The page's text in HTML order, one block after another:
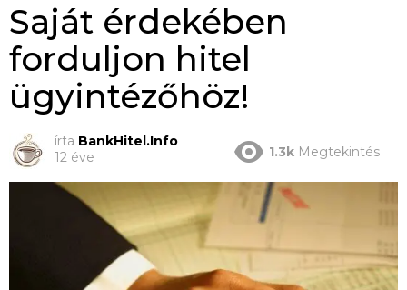
Saját érdekében
forduljon hitel
ügyintézőhöz!
írta BankHitel.Info
12 éve
1.3k Megtekintés